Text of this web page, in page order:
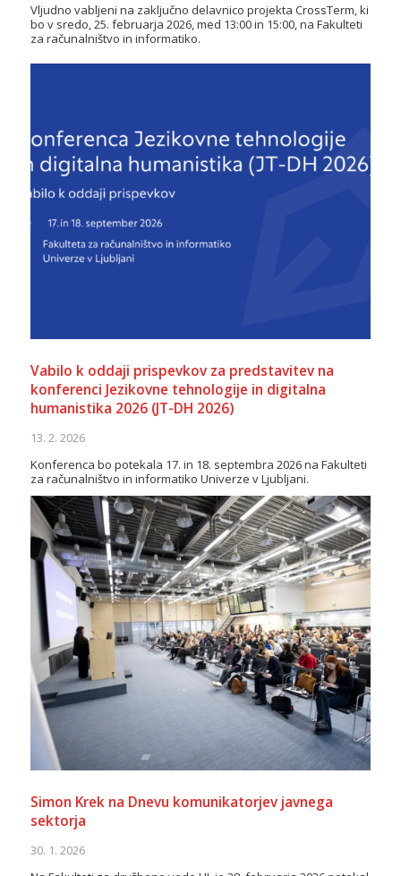
Vljudno vabljeni na zaključno delavnico projekta CrossTerm, ki
bo v sredo, 25. februarja 2026, med 13:00 in 15:00, na Fakulteti
za računalništvo in informatiko.
Vabilo k oddaji prispevkov za predstavitev na
konferenci Jezikovne tehnologije in digitalna
humanistika 2026 (JT-DH 2026)
13. 2. 2026
Konferenca bo potekala 17. in 18. septembra 2026 na Fakulteti
za računalništvo in informatiko Univerze v Ljubljani.
Simon Krek na Dnevu komunikatorjev javnega
sektorja
30. 1. 2026